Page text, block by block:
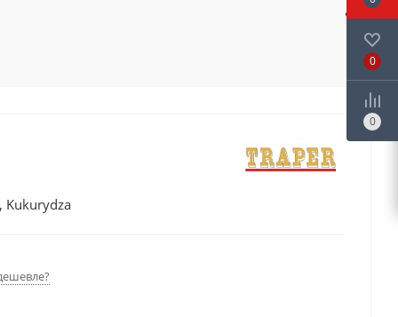
Kukurydza
0
0